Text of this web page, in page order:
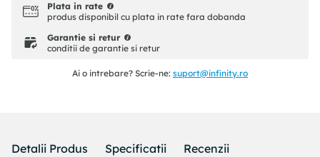
Plata in rate
produs disponibil cu plata in rate fara dobanda
Garantie si retur
conditii de garantie si retur
Ai o intrebare? Scrie-ne: suport@infinity.ro
Detalii Produs Specificatii Recenzii